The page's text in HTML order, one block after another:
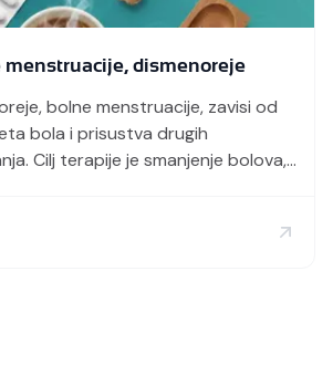
menstruacije, dismenoreje
bolne menstruacije, zavisi od
bola i prisustva drugih
Cilj terapije je smanjenje bolova,
terapijaHormonska